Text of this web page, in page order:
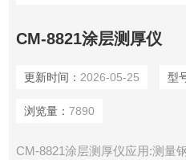
CM-8821涂层测厚仪
更新时间： 2026-05-25 型
浏览量： 7890
CM-8821涂层测厚仪应用:测量